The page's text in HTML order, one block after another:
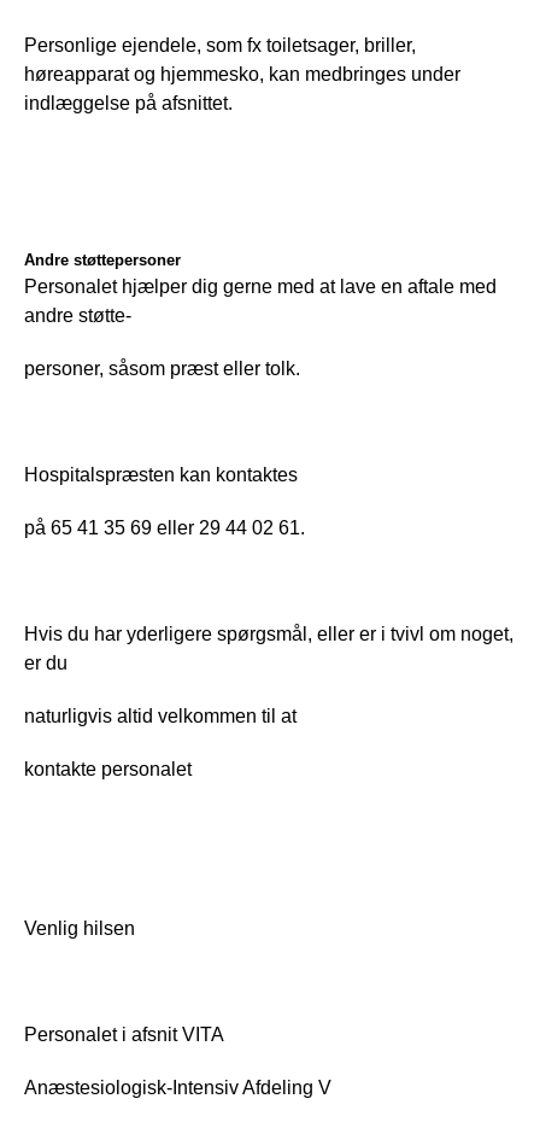
Personlige ejendele, som fx toiletsager, briller,
høreapparat og hjemmesko, kan medbringes under
indlæggelse på afsnittet.
Andre støttepersoner
Personalet hjælper dig gerne med at lave en aftale med
andre støtte-
personer, såsom præst eller tolk.
Hospitalspræsten kan kontaktes
på 65 41 35 69 eller 29 44 02 61.
Hvis du har yderligere spørgsmål, eller er i tvivl om noget,
er du
naturligvis altid velkommen til at
kontakte personalet
Venlig hilsen
Personalet i afsnit VITA
Anæstesiologisk-Intensiv Afdeling V